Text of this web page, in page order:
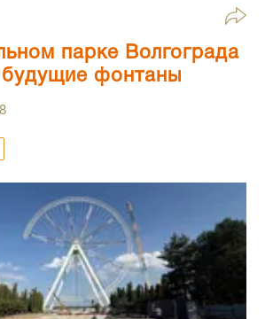
парке Волгограда
будущие фонтаны